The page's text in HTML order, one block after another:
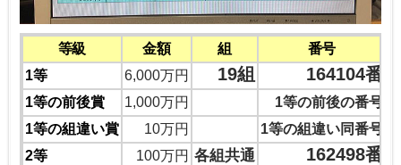
等級 金額 組
番号
1等
6,000万円 19組 164104番
1等の前後賞 1,000万円
1等の前後の番号
1等の組違い賞
10万円
1等の組違い同番号
2等
100万円 各組共通 162498番